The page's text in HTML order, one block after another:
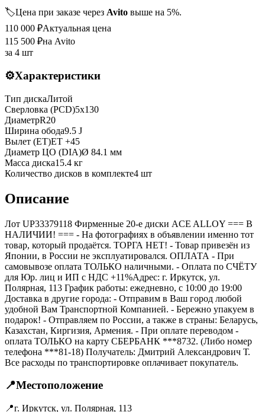
🏷️Цена при заказе через Avito выше на 5%.
110 000 ₽Актуальная цена
115 500 ₽на Avito
за 4 шт
⚙️Характеристики
Тип дискаЛитой
Сверловка (PCD)5x130
ДиаметрR20
Ширина обода9.5 J
Вылет (ET)ET +45
Диаметр ЦО (DIA)Ø 84.1 мм
Масса диска15.4 кг
Количество дисков в комплекте4 шт
Описание
Лот UP33379118 Фирменные 20-е диски ACE ALLOY === B
НАЛИЧИИ! === - На фотографиях в объявлении именно тот
товар, который продаётся. ТОРГА НЕТ! - Товар привезён из
Японии, в России не эксплуатировался. ОПЛАТА - При
самовывозе оплата ТОЛЬКО наличными. - Оплата по СЧЁТУ
для Юр. лиц и ИП с НДС +11%Адрес: г. Иркутск, ул.
Полярная, 113 График работы: ежедневно, с 10:00 до 19:00
Доставка в другие города: - Отправим в Ваш город любой
удобной Вам Транспортной Компанией. - Бережно упакуем в
подарок! - Отправляем по России, а также в страны: Беларусь,
Казахстан, Киргизия, Армения. - При оплате переводом -
оплата ТОЛЬКО на карту СБЕРБАНК ***8732. (Либо номер
телефона ***81-18) Получатель: Дмитрий Александрович Т.
Все расходы по транспортировке оплачивает покупатель.
📍Местоположение
📍г. Иркутск, ул. Полярная, 113